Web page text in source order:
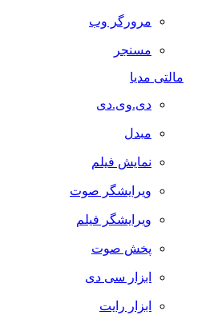
مرورگر وب
مسنجر
مالتی مدیا
دی.وی.دی
مبدل
نمایش فیلم
ویرایشگر صوت
ویرایشگر فیلم
پخش صوت
ابزار سی دی
ابزار رایت